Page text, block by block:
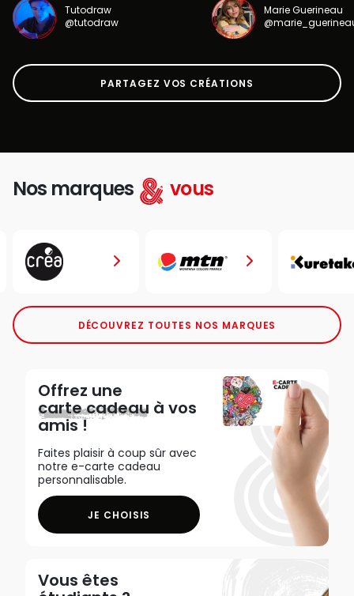
Tutodraw
@tutodraw
Marie Guerineau
PARTAGEZ VOS CRÉATIONS
Nos marques vous
DÉCOUVREZ TOUTES NOS MARQUES
Offrez une
carte cadeau à vos
amis !
Faites plaisir à coup sûr avec
notre e-carte cadeau
personnalisable.
JE CHOISIS
Vous êtes